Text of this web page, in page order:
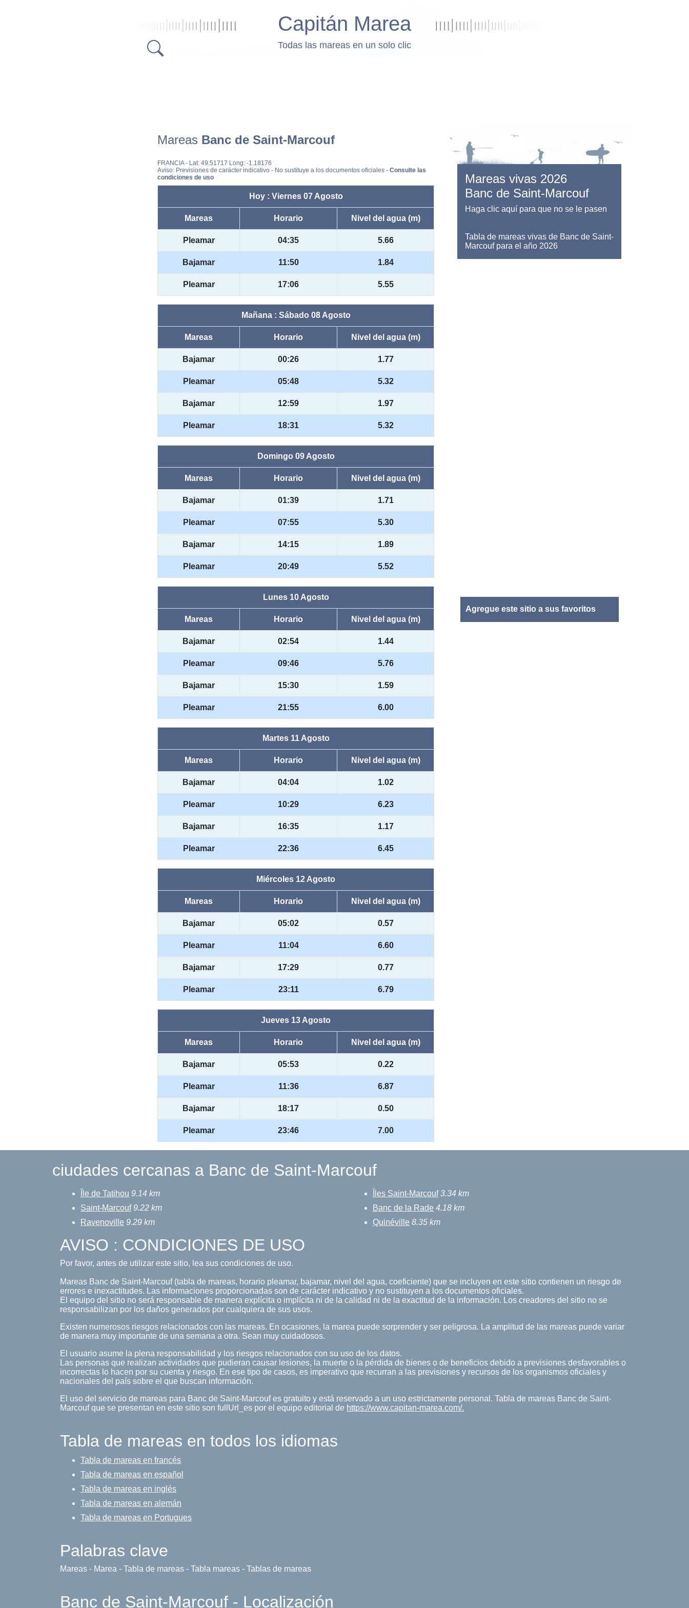
Capitán Marea
Todas las mareas en un solo clic
Mareas Banc de Saint-Marcouf
FRANCIA- Lat: 49.51717 Long: -1.18176
Aviso: Previsiones de carácter indicativo - No sustituye a los documentos oficiales - Consulte las
condiciones de uso
Hoy : Viernes 07 Agosto
Mareas Horario Nivel del agua (m)
Pleamar 04:35 5.66
Bajamar 11:50 1.84
Pleamar 17:06 5.55
Mañana : Sábado 08 Agosto
Mareas Horario Nivel del agua (m)
Bajamar 00:26 1.77
Pleamar 05:48 5.32
Bajamar 12:59 1.97
Pleamar 18:31 5.32
Domingo 09 Agosto
Mareas Horario Nivel del agua (m)
Bajamar 01:39 1.71
Pleamar 07:55 5.30
Bajamar 14:15 1.89
Pleamar 20:49 5.52
Lunes 10 Agosto
Mareas Horario Nivel del agua (m)
Bajamar 02:54 1.44
Pleamar 09:46 5.76
Bajamar 15:30 1.59
Pleamar 21:55 6.00
Martes 11 Agosto
Mareas Horario Nivel del agua (m)
Bajamar 04:04 1.02
Pleamar 10:29 6.23
Bajamar 16:35 1.17
Pleamar 22:36 6.45
Miércoles 12 Agosto
Mareas Horario Nivel del agua (m)
Bajamar 05:02 0.57
Pleamar 11:04 6.60
Bajamar 17:29 0.77
Pleamar 23:11 6.79
Jueves 13 Agosto
Mareas Horario Nivel del agua (m)
Bajamar 05:53 0.22
Pleamar 11:36 6.87
Bajamar 18:17 0.50
Pleamar 23:46 7.00
Mareas vivas 2026
Banc de Saint-Marcouf
Haga clic aquí para que no se le pasen
Tabla de mareas vivas de Banc de Saint-
Marcouf para el año 2026
Agregue este sitio a sus favoritos
ciudades cercanas a Banc de Saint-Marcouf
Île de Tatihou 9.14 km
Saint-Marcouf 9.22 km
Ravenoville 9.29 km
Îles Saint-Marcouf 3.34 km
Banc de la Rade 4.18 km
Quinéville 8.35 km
AVISO : CONDICIONES DE USO
Por favor, antes de utilizar este sitio, lea sus condiciones de uso.
Mareas Banc de Saint-Marcouf (tabla de mareas, horario pleamar, bajamar, nivel del agua, coeficiente) que se incluyen en este sitio contienen un riesgo de
errores e inexactitudes. Las informaciones proporcionadas son de carácter indicativo y no sustituyen a los documentos oficiales.
El equipo del sitio no será responsable de manera explícita o implícita ni de la calidad ni de la exactitud de la información. Los creadores del sitio no se
responsabilizan por los daños generados por cualquiera de sus usos.
Existen numerosos riesgos relacionados con las mareas. En ocasiones, la marea puede sorprender y ser peligrosa. La amplitud de las mareas puede variar
de manera muy importante de una semana a otra. Sean muy cuidadosos.
El usuario asume la plena responsabilidad y los riesgos relacionados con su uso de los datos.
Las personas que realizan actividades que pudieran causar lesiones, la muerte o la pérdida de bienes o de beneficios debido a previsiones desfavorables o
incorrectas lo hacen por su cuenta y riesgo. En ese tipo de casos, es imperativo que recurran a las previsiones y recursos de los organismos oficiales y
nacionales del país sobre el que buscan información.
El uso del servicio de mareas para Banc de Saint-Marcouf es gratuito y está reservado a un uso estrictamente personal. Tabla de mareas Banc de Saint-
Marcouf que se presentan en este sitio son fullUrl_es por el equipo editorial de https://www.capitan-marea.com/.
Tabla de mareas en todos los idiomas
Tabla de mareas en francés
Tabla de mareas en español
Tabla de mareas en inglés
Tabla de mareas en alemán
Tabla de mareas en Portugues
Palabras clave
Mareas - Marea - Tabla de mareas - Tabla mareas - Tablas de mareas
Banc de Saint-Marcouf - Localización